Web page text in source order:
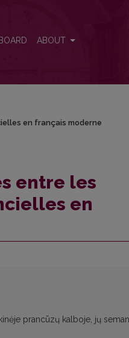
ABOUT
en français moderne
entre les
en
prancūzų kalboje, jų